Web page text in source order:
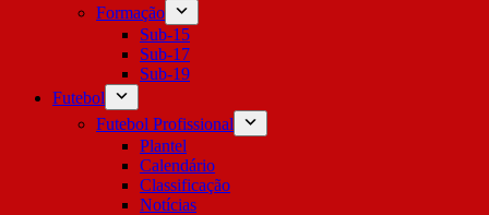
Formação
Sub-15
Sub-17
Sub-19
Futebol
Futebol Profissional
Plantel
Calendário
Classificação
Notícias